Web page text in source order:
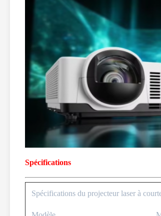
Spécifications
Spécifications du projecteur laser à